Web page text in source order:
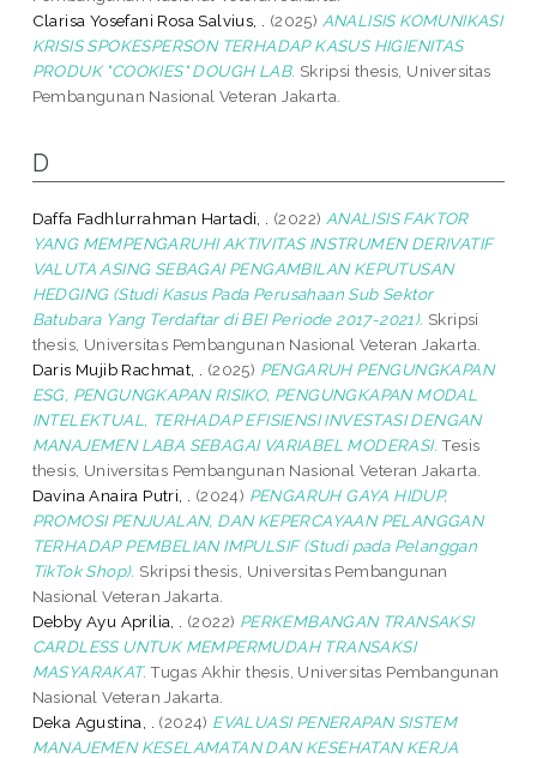
Clarisa Yosefani Rosa Salvius, .
(2025) ANALISIS KOMUNIKASI
KRISIS SPOKESPERSON TERHADAP KASUS HIGIENITAS
PRODUK "COOKIES" DOUGH LAB. Skripsi thesis, Universitas
Pembangunan Nasional Veteran Jakarta.
D
Daffa Fadhlurrahman Hartadi, . (2022) ANALISIS FAKTOR
YANG MEMPENGARUHI AKTIVITAS INSTRUMEN DERIVATIF
VALUTA ASING SEBAGAI PENGAMBILAN KEPUTUSAN
HEDGING (Studi Kasus Pada Perusahaan Sub Sektor
Batubara Yang Terdaftar di BEI Periode 2017-2021). Skripsi
thesis, Universitas Pembangunan Nasional Veteran Jakarta.
Daris Mujib Rachmat, .
(2025) PENGARUH PENGUNGKAPAN
ESG, PENGUNGKAPAN RISIKO, PENGUNGKAPAN MODAL
INTELEKTUAL, TERHADAP EFISIENSI INVESTASI DENGAN
MANAJEMEN LABA SEBAGAI VARIABEL MODERASI. Tesis
thesis, Universitas Pembangunan Nasional Veteran Jakarta.
Davina Anaira Putri, .
(2024) PENGARUH GAYA HIDUP,
PROMOSI PENJUALAN, DAN KEPERCAYAAN PELANGGAN
TERHADAP PEMBELIAN IMPULSIF (Studi pada Pelanggan
TikTok Shop). Skripsi thesis, Universitas Pembangunan
Nasional Veteran Jakarta.
Debby Ayu Aprilia, .
(2022) PERKEMBANGAN TRANSAKSI
CARDLESS UNTUK MEMPERMUDAH TRANSAKSI
MASYARAKAT. Tugas Akhir thesis, Universitas Pembangunan
Nasional Veteran Jakarta.
Deka Agustina, .
(2024) EVALUASI PENERAPAN SISTEM
MANAJEMEN KESELAMATAN DAN KESEHATAN KERJA